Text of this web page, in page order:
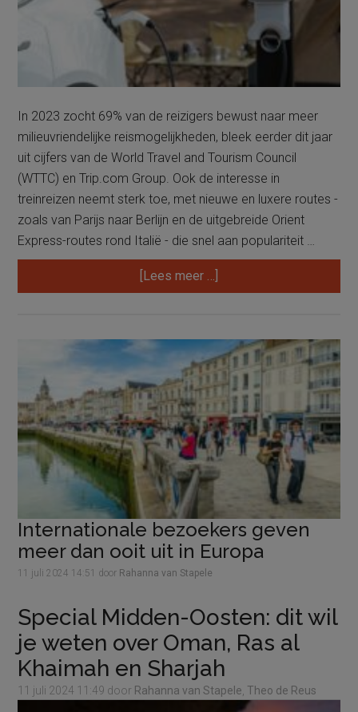
In 2023 zocht 69% van de reizigers bewust naar meer
milieuvriendelijke reismogelijkheden, bleek eerder dit jaar
uit cijfers van de World Travel and Tourism Council
(WTTC) en Trip.com Group. Ook de interesse in
treinreizen neemt sterk toe, met nieuwe en luxere routes -
zoals van Parijs naar Berlijn en de uitgebreide Orient
Express-routes rond Italië - die snel aan populariteit …
[Lees meer …]
reizen
juist
iets
extra’s’
Internationale bezoekers geven
meer dan ooit uit in Europa
11 juli 2024 14:51 door Rahanna van Stapele
Special Midden-Oosten: dit wil
je weten over Oman, Ras al
Khaimah en Sharjah
11 juli 2024 11:49 door Rahanna van Stapele Theo de Reus